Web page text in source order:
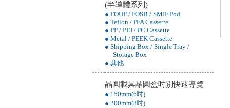
(半導體系列)
● FOUP / FOSB / SMIF Pod
● Teflon / PFA Cassette
● PP / PEI / PC Cassette
● Metal / PEEK Cassette
● Shipping Box / Single Tray /
Storage Box
● 其他
晶圓載具晶圓盒吋別快速導覽
● 150mm(6吋)
● 200mm(8吋)